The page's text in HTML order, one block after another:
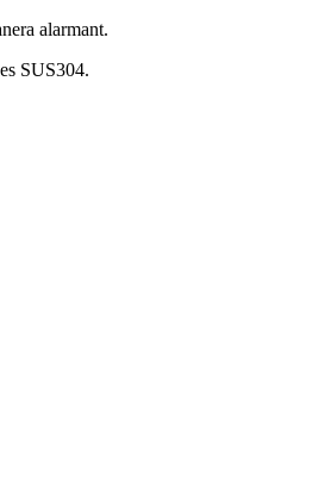
alarmant.
SUS304.